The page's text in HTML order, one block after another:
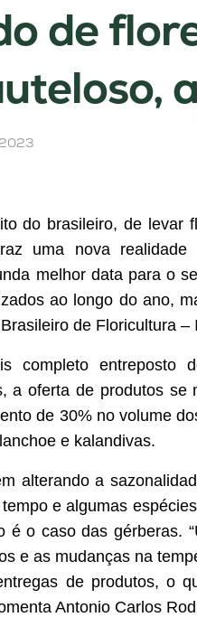
de
do brasileiro, de levar
uma nova
melhor data para o
ao longo do ano,
de Floricultura –
completo entreposto
a oferta de produtos se
de 30% no volume
e kalandivas.
alterando a
e algumas
é o caso das gérberas.
e as mudanças na
de produtos, o
Antonio Carlos